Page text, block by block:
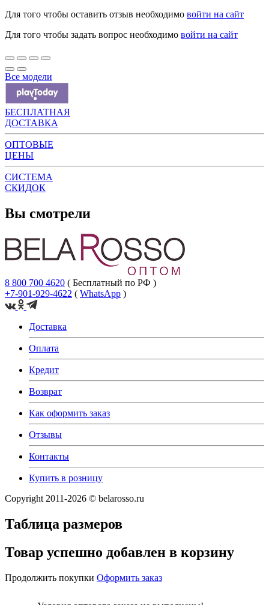
Для того чтобы оставить отзыв необходимо войти на сайт
Для того чтобы задать вопрос необходимо войти на сайт
Все модели
БЕСПЛАТНАЯ
ДОСТАВКА
ОПТОВЫЕ
ЦЕНЫ
СИСТЕМА
СКИДОК
Вы смотрели
8 800 700 4620 ( Бесплатный по РФ )
+7-901-929-4622 ( WhatsApp )
Доставка
Оплата
Кредит
Возврат
Как оформить заказ
Отзывы
Контакты
Купить в розницу
Copyright 2011-2026 © belarosso.ru
Таблица размеров
Товар успешно добавлен в корзину
Продолжить покупки Оформить заказ